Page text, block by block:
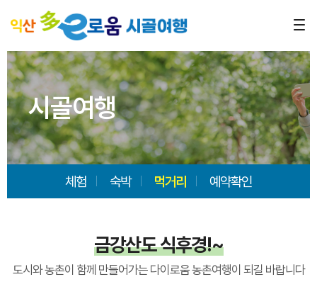
시골여행
체험 숙박 먹거리 예약확인
금강산도 식후경!~
도시와 농촌이 함께 만들어가는 다이로움 농촌여행이 되길 바랍니다